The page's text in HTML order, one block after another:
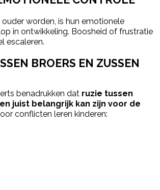
worden, is hun emotionele
in ontwikkeling. Boosheid of frustratie
escaleren.
BROERS EN ZUSSEN
benadrukken dat ruzie tussen
juist belangrijk kan zijn voor de
conflicten leren kinderen: